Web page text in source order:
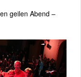
geilen Abend –